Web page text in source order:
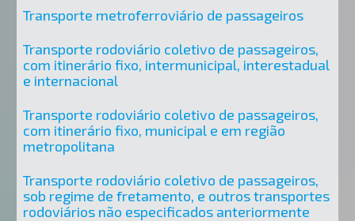
Transporte metroferroviário de passageiros
Transporte rodoviário coletivo de passageiros,
com itinerário fixo, intermunicipal, interestadual
e internacional
Transporte rodoviário coletivo de passageiros,
com itinerário fixo, municipal e em região
metropolitana
Transporte rodoviário coletivo de passageiros,
sob regime de fretamento, e outros transportes
rodoviários não especificados anteriormente